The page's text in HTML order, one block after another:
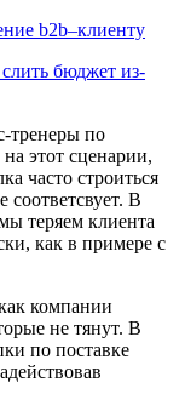
b2b–клиенту
бюджет из-
по
этот сценарии,
часто строиться
соответсвует. В
теряем клиента
как в примере с
компании
не тянут. В
по поставке